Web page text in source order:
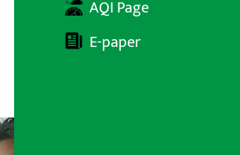
AQI Page
E-paper